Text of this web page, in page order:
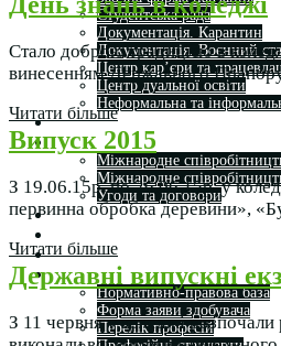
Студентська рада
Документація. Карантин
Документація. Воєнний
Центр кар’єри та
Центр дуальної освіти
Неформальна та
Вступникам
Міжнародне співробітництво
Міжнародне
Міжнародне
Угоди та договори
Вісник
Публічність
Кваліфікаційний центр МФК
Нормативно-правова база
Форма заяви здобувача
Перелік професій
Стало доброю традицією в
винесенням Державного
Читати більше
Випуск 2015
З 19.06.15р. по 26.06.15р. у
первинна обробка деревини»,
Читати більше
Державні випускні
З 11 червня у коледжі розпочали